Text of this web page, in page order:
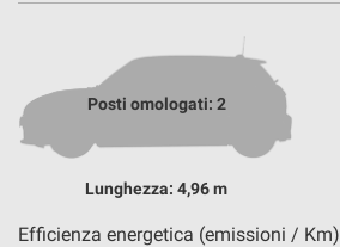
Posti omologati: 2
Lunghezza: 4,96 m
Efficienza energetica (emissioni / Km)